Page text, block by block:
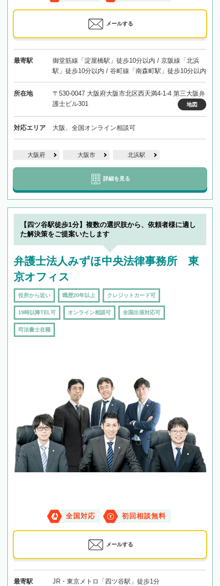
メールする
最寄駅
御堂筋線「淀屋橋駅」徒歩10分以内 / 京阪線「北浜
駅」徒歩10分以内 / 谷町線「南森町駅」徒歩10分以内
所在地
〒530-0047 大阪府大阪市北区西天満4-1-4 第三大阪弁
護士ビル301
地図
対応エリア 大阪、全国オンライン相談可
大阪府 大阪市 北浜駅
詳細を見る
【四ツ谷駅徒歩1分】複数の選択肢から、依頼者様に適し
た解決策をご提案いたします
弁護士法人みずほ中央法律事務所 東
京オフィス
役所から近い 職歴20年以上 クレジットカード可
19時以降TEL可 オンライン相談可 全国出張対応可
司法書士在籍
全国対応 初回相談無料
メールする
最寄駅 JR・東京メトロ「四ツ谷駅」徒歩1分